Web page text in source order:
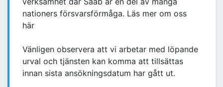
nationers försvarsförmåga. Läs mer om oss
här
Vänligen observera att vi arbetar med löpande
urval och tjänsten kan komma att tillsättas
innan sista ansökningsdatum har gått ut.